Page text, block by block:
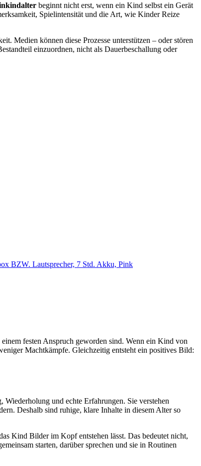
beginnt nicht erst, wenn ein Kind selbst ein Gerät
Spielintensität und die Art, wie Kinder Reize
Medien können diese Prozesse unterstützen – oder stören
einzuordnen, nicht als Dauerbeschallung oder
BZW. Lautsprecher, 7 Std. Akku, Pink
festen Anspruch geworden sind. Wenn ein Kind von
Machtkämpfe. Gleichzeitig entsteht ein positives Bild:
und echte Erfahrungen. Sie verstehen
Deshalb sind ruhige, klare Inhalte in diesem Alter so
Kind Bilder im Kopf entstehen lässt. Das bedeutet nicht,
starten, darüber sprechen und sie in Routinen